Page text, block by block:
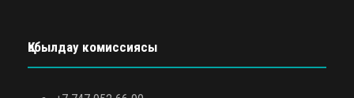
Қабылдау комиссиясы